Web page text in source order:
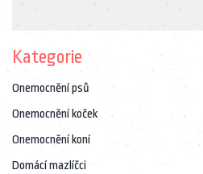
Kategorie
Onemocnění psů
Onemocnění koček
Onemocnění koní
Domácí mazlíčci